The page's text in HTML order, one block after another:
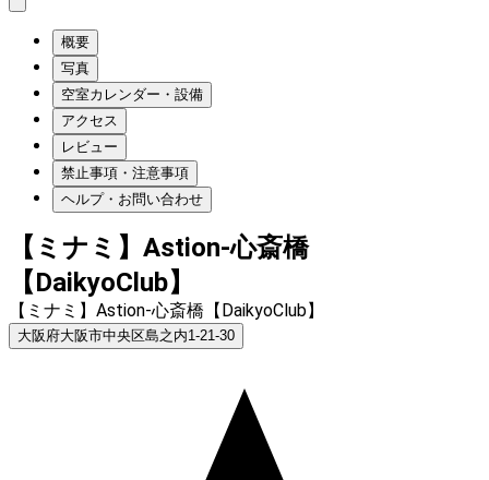
概要
写真
空室カレンダー・設備
アクセス
レビュー
禁止事項・注意事項
ヘルプ・お問い合わせ
【ミナミ】Astion-心斎橋
【DaikyoClub】
【ミナミ】Astion-心斎橋【DaikyoClub】
大阪府大阪市中央区島之内1-21-30